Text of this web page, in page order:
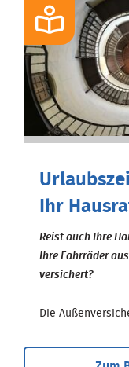
Ihr
Reist auch Ihre
Ihre Fahrräder
versichert?
Die